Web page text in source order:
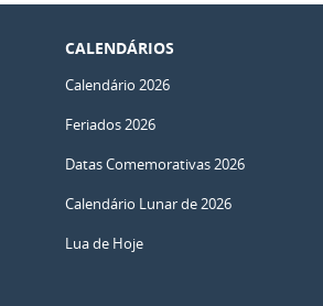
CALENDÁRIOS
Calendário 2026
Feriados 2026
Datas Comemorativas 2026
Calendário Lunar de 2026
Lua de Hoje